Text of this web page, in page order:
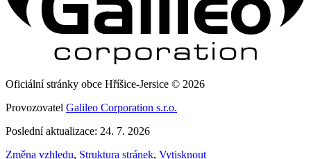
Oficiální stránky obce Hříšice-Jersice © 2026
Provozovatel Galileo Corporation s.r.o.
Poslední aktualizace: 24. 7. 2026
Změna vzhledu, Struktura stránek, Vytisknout